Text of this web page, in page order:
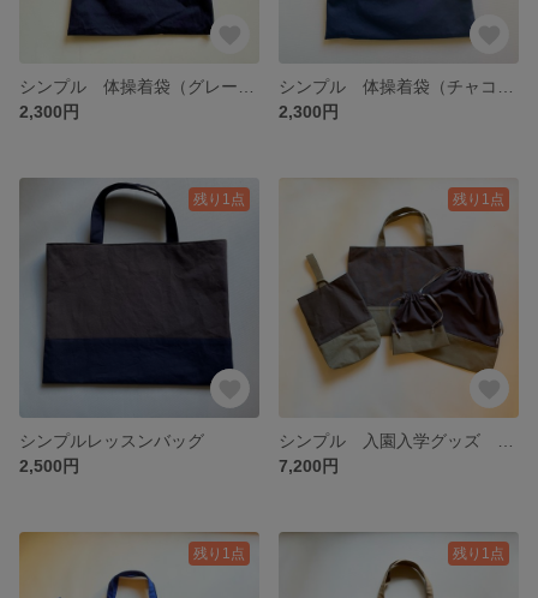
2,300円
2,300円
残り1点
シンプルレッスンバッグ
2,500円
残り1点
7,200円
残り1点 残り1点